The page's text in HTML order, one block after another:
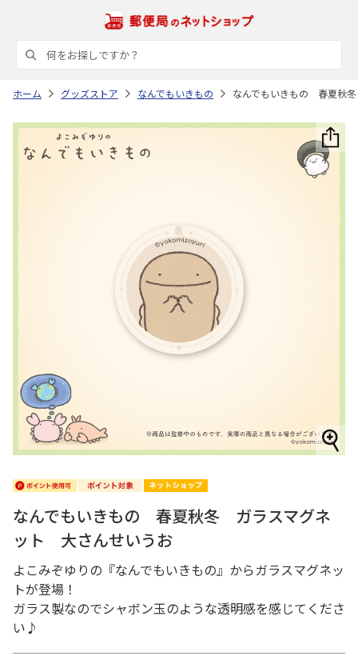
ホーム グッズストア なんでもいきもの なんでもいきもの 春夏秋
なんでもいきもの 春夏秋冬 ガラスマグネ
ット 大さんせいうお
よこみぞゆりの『なんでもいきもの』からガラスマグネッ
トが登場！
ガラス製なのでシャボン玉のような透明感を感じてくださ
い♪